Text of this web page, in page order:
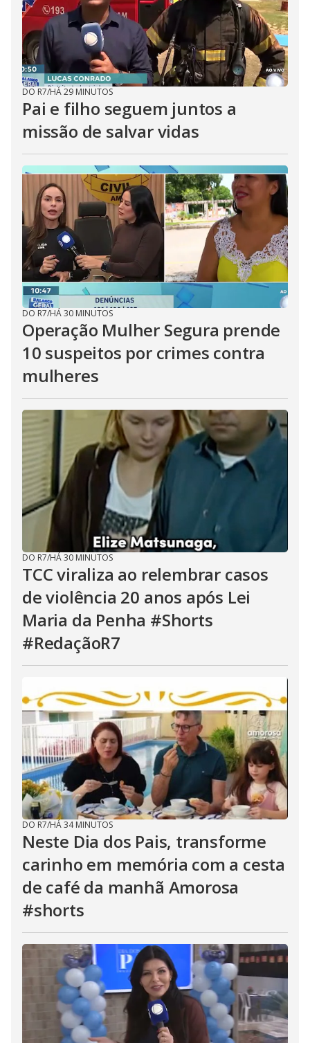
DO R7/HÁ 29 MINUTOS
Pai e filho seguem juntos a
missão de salvar vidas
DO R7/HÁ 30 MINUTOS
Operação Mulher Segura prende
10 suspeitos por crimes contra
mulheres
DO R7/HÁ 30 MINUTOS
TCC viraliza ao relembrar casos
de violência 20 anos após Lei
Maria da Penha #Shorts
#RedaçãoR7
DO R7/HÁ 34 MINUTOS
Neste Dia dos Pais, transforme
carinho em memória com a cesta
de café da manhã Amorosa
#shorts